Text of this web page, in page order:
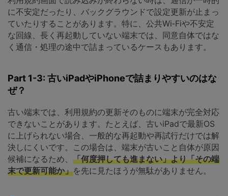
に不安定だったり、バックグラウンドで設定更新が止まっ
ていたりすることがあります。特に、公共Wi‑Fiや不安定
な回線、長く再起動していない端末では、同意自体ではな
く通信・処理の途中で詰まっているケースもあります。
Part 1-3: 古いiPadやiPhoneで詰まりやすいのはな
ぜ？
古い端末では、利用規約の更新そのものに端末が完全対応
できないことがあります。たとえば、古いiPadで最新OS
に上げられない場合、一般的な再起動や再試行だけでは解
決しにくいです。この場合は、端末が古いこと自体が原因
候補になるため、 「何度押しても進まない」より「その端
末で更新可能か」を先に見たほうが無駄がありません。